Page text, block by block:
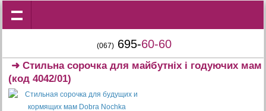
(067) 695-60-60
➜Стильна сорочка для майбутніх і годуючих мам
(код 4042/01)